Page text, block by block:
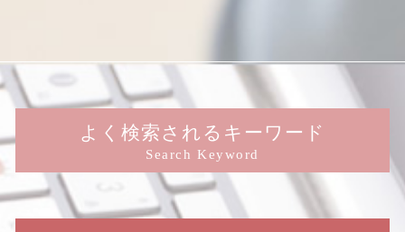
よく検索されるキーワード
Search Keyword